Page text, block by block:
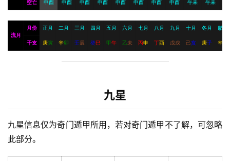
空亡 申酉 申酉 申酉 申酉 申酉 申酉 申酉 申酉 午未 午未
流月
月份 正月 二月 三月 四月 五月 六月 七月 八月 九月 十月 冬月 腊月
干支 庚寅 辛卯 壬辰 癸巳 甲午 乙未 丙申 丁酉 戊戌 己亥 庚子 辛
九星
九星信息仅为奇门遁甲所用，若对奇门遁甲不了解，可忽略
此部分。